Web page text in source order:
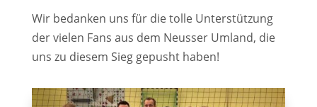
Wir bedanken uns für die tolle Unterstützung
der vielen Fans aus dem Neusser Umland, die
uns zu diesem Sieg gepusht haben!